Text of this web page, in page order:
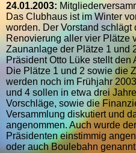
24.01.2003:
Das Clubhaus ist im Winter
worden. Der Vorstand schlägt
Renovierung aller vier Plätze
Zaunanlage der Plätze 1 und
Präsident Otto Lüke stellt den
Die Plätze 1 und 2 sowie die
werden noch im Frühjahr
und 4 sollen in etwa drei
Vorschläge, sowie die
Versammlung diskutiert und
angenommen. Auch wurde
Präsidenten einstimmig
oder auch Boulebahn